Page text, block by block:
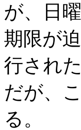
が、日
期限が
行され
だが、
る。